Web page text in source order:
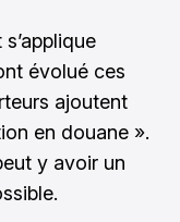
évolué ces
ajoutent
en douane ».
y avoir un